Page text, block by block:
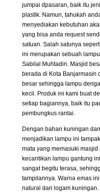
jumpai dpasaran, baik itu
plastik. Namun, tahukah
menyediakan kebutuhan
yang bisa anda request
satuan. Salah satunya
ini merupakan sebuah
Sabilal Muhtadin. Masjid
berada di Kota Banjarmasin
besar sehingga lampu
kecil. Produk ini kami buat
setiap bagiannya, baik itu
pembungkus rantai.
Dengan bahan kuningan
menjadikan lampu ini
mata yang memasuki
kecantikan lampu gantung
sangat begitu terasa,
tampilannya. Warna emas
natural dari logam